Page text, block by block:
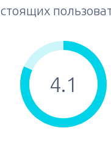
4.1